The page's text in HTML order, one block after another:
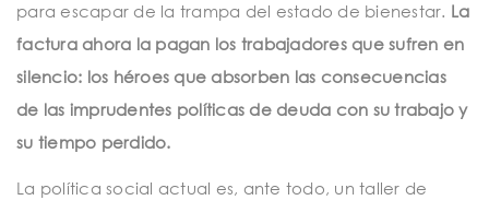
para escapar de la trampa del estado de bienestar. La
factura ahora la pagan los trabajadores que sufren en
silencio: los héroes que absorben las consecuencias
de las imprudentes políticas de deuda con su trabajo y
su tiempo perdido.
La política social actual es, ante todo, un taller de